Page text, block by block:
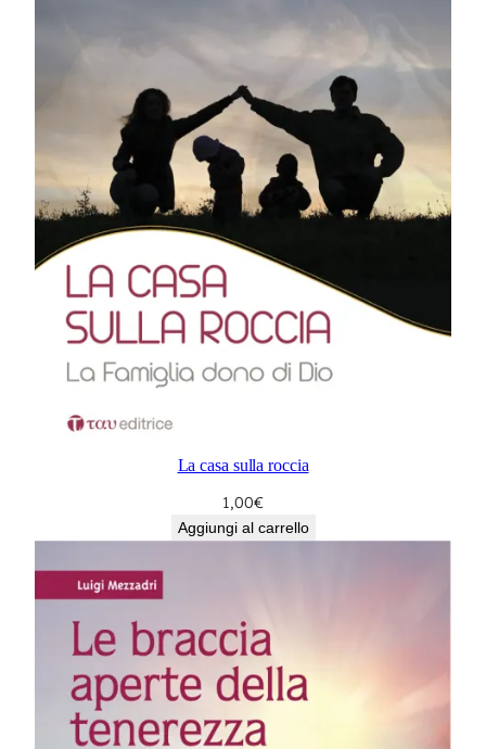
La casa sulla roccia
1,00€
Aggiungi al carrello